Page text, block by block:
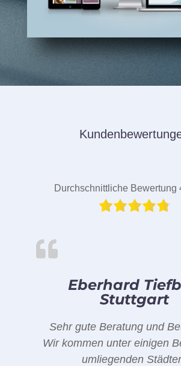
Durchschnittliche Bewertung
Eberhard
Stuttgart
Sehr gute Beratung und
Wir kommen unter einigen
umliegenden